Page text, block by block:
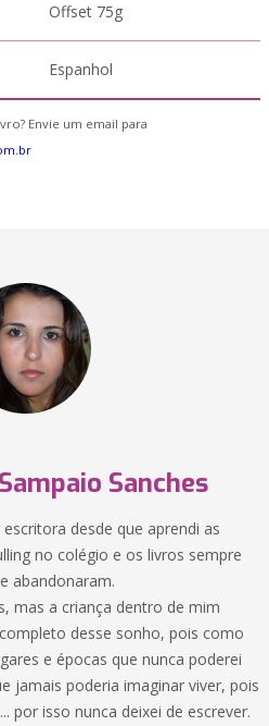
Offset 75g
Espanhol
Envie um email para
Sanches
desde que aprendi as
no colégio e os livros sempre
abandonaram.
mas a criança dentro de mim
desse sonho, pois como
e épocas que nunca poderei
jamais poderia imaginar viver, pois
por isso nunca deixei de escrever.